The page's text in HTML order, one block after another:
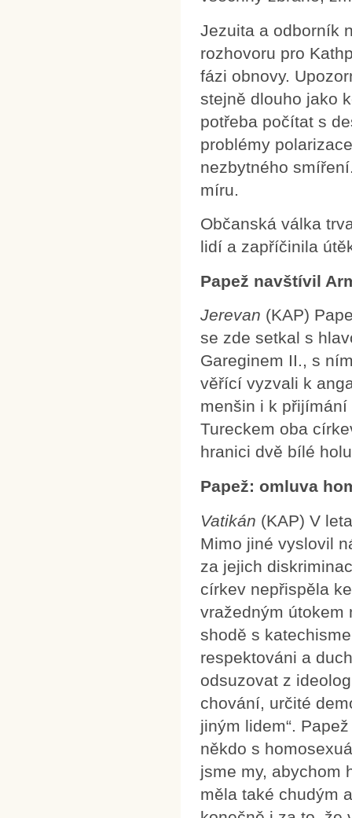
Jezuita a odborník
rozhovoru pro
fázi obnovy.
stejně dlouho jako
potřeba počítat s
problémy
nezbytného
míru.
Občanská válka
lidí a zapříčinila
Papež navštívil
Jerevan (KAP)
se zde setkal s
Gareginem II., s
věřící vyzvali k
menšin i k
Tureckem oba
hranici dvě bílé
Papež: omluva
Vatikán (KAP) V
Mimo jiné vyslovil
za jejich
církev nepřispěla
vražedným útokem
shodě s
respektováni a
odsuzovat z
chování, určité
jiným lidem“.
někdo s
jsme my, abychom
měla také chudým